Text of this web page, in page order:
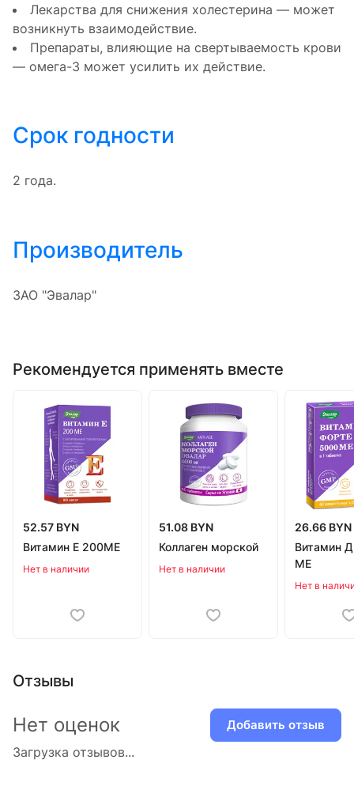
Лекарства для снижения холестерина — может
возникнуть взаимодействие.
Препараты, влияющие на свертываемость крови
— омега-3 может усилить их действие.
Срок годности
2 года.
Производитель
ЗАО "Эвалар"
Рекомендуется применять вместе
52.57 BYN
Витамин Е 200МЕ
Нет в наличии
51.08 BYN
Коллаген морской
Нет в наличии
26.66 BYN
Витамин
МЕ
Нет в
Отзывы
Загрузка отзывов...
Нет оценок Добавить отзыв